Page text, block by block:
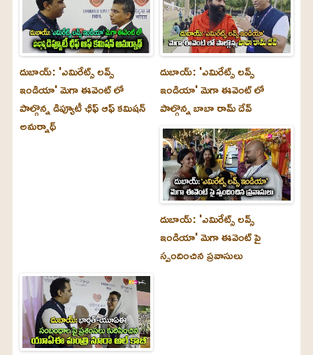
దుబాయ్‌: 'ఎమిరేట్స్ లవ్స్
ఇండియా' మెగా ఈవెంట్ లో
పాల్గొన్న డిప్యూటీ ఛీఫ్ ఆఫ్ కమిషన్
అమర్నాథ్
దుబాయ్‌: 'ఎమిరేట్స్ లవ్స్
ఇండియా' మెగా ఈవెంట్ లో
పాల్గొన్న బాబా రామ్ దేవ్
దుబాయ్‌: 'ఎమిరేట్స్ లవ్స్
ఇండియా' మెగా ఈవెంట్ పై
స్పందించిన ప్రవాసులు